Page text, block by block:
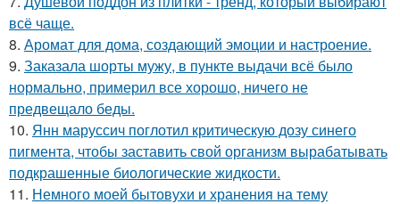
всё чаще.
8. Аромат для дома, создающий эмоции и настроение.
9. Заказала шорты мужу, в пункте выдачи всё было
нормально, примерил все хорошо, ничего не
предвещало беды.
10. Янн маруссич поглотил критическую дозу синего
пигмента, чтобы заставить свой организм вырабатывать
подкрашенные биологические жидкости.
11. Немного моей бытовухи и хранения на тему